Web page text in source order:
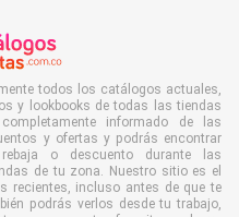
todos los catálogos actuales,
y lookbooks de todas las tiendas
informado de las
y ofertas y podrás encontrar
o descuento durante las
de tu zona. Nuestro sitio es el
recientes, incluso antes de que te
podrás verlos desde tu trabajo,